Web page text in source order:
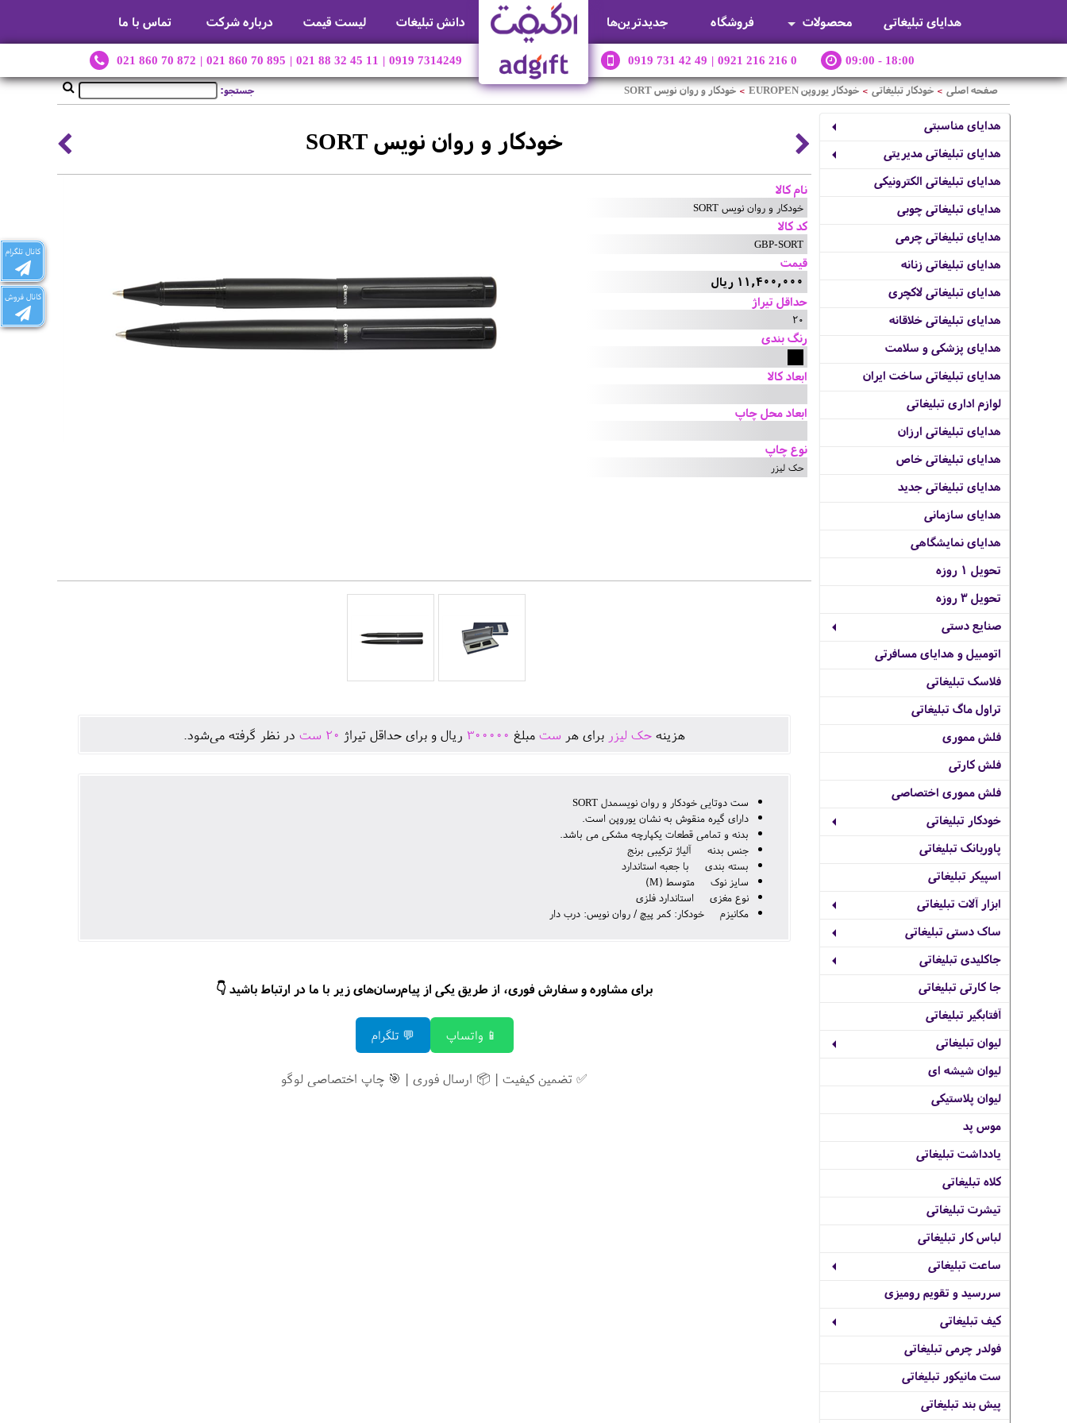
هدایای تبلیغاتی محصولات فروشگاه جديدترين‌ها دانش تبلیغات لیست قیمت درباره شرکت تماس با ما
021 860 70 872 | 021 860 70 895 | 021 88 32 45 11 | 0919 7314249 0919 731 42 49 | 0921 216 216 0 09:00 - 18:00
کانال تلگرام
کانال فروش
جستجو: صفحه اصلی > خودکار تبلیغاتی > خودکار یوروپن EUROPEN > خودکار و روان نویس SORT
هدایای مناسبتی
هدایای تبلیغاتی مدیریتی
هدایای تبلیغاتی الکترونیکی
هدایای تبلیغاتی چوبی
هدایای تبلیغاتی چرمی
هدایای تبلیغاتی زنانه
هدایای تبلیغاتی لاکچری
هدایای تبلیغاتی خلاقانه
هدایای پزشکی و سلامت
هدایای تبلیغاتی ساخت ایران
لوازم اداری تبلیغاتی
هدایای تبلیغاتی ارزان
هدایای تبلیغاتی خاص
هدایای تبلیغاتی جدید
هدایای سازمانی
هدایای نمایشگاهی
تحویل 1 روزه
تحویل 3 روزه
صنایع دستی
اتومبیل و هدایای مسافرتی
فلاسک تبلیغاتی
تراول ماگ تبلیغاتی
فلش مموری
فلش کارتی
فلش مموری اختصاصی
خودکار تبلیغاتی
پاوربانک تبلیغاتی
اسپیکر تبلیغاتی
ابزار آلات تبلیغاتی
ساک دستی تبلیغاتی
جاکلیدی تبلیغاتی
جا کارتی تبلیغاتی
آفتابگیر تبلیغاتی
لیوان تبلیغاتی
لیوان شیشه ای
لیوان پلاستیکی
موس پد
یادداشت تبلیغاتی
کلاه تبلیغاتی
تیشرت تبلیغاتی
لباس کار تبلیغاتی
ساعت تبلیغاتی
سررسید و تقویم رومیزی
کیف تبلیغاتی
فولدر چرمی تبلیغاتی
ست مانیکور تبلیغاتی
پیش بند تبلیغاتی
خودکار و روان نویس SORT
نام کالا
خودکار و روان نویس SORT
کد کالا
GBP-SORT
قیمت
11,400,000 ریال
حداقل تیراژ
20
رنگ بندی
ابعاد کالا
ابعاد محل چاپ
نوع چاپ
حک لیزر
هزينه حک لیزر برای هر ست مبلغ 300000 ريال و برای حداقل تيراژ 20 ست در نظر گرفته می‌شود.
ست دوتایی خودکار و روان نویسمدل SORT
دارای گیره منقوش به نشان یوروپن است.
بدنه و تمامی قطعات یکپارچه مشکی می باشد.
جنس بدنه آلیاژ ترکیبی برنج
بسته بندی با جعبه استاندارد
سایز نوک متوسط (M)
نوع مغزی استاندارد فلزی
مکانیزم خودکار: کمر پیچ / روان نویس: درب دار
برای مشاوره و سفارش فوری، از طریق یکی از پیام‌رسان‌های زیر با ما در ارتباط باشید 👇
📱 واتساپ 💬 تلگرام
✅ تضمین کیفیت | 📦 ارسال فوری | 🎯 چاپ اختصاصی لوگو